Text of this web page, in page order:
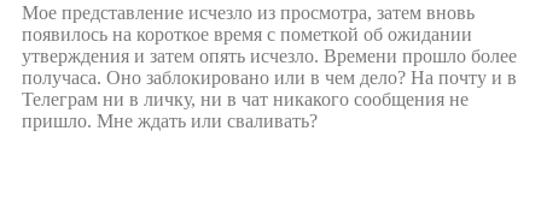
Мое представление исчезло из просмотра, затем вновь
появилось на короткое время с пометкой об ожидании
утверждения и затем опять исчезло. Времени прошло более
получаса. Оно заблокировано или в чем дело? На почту и в
Телеграм ни в личку, ни в чат никакого сообщения не
пришло. Мне ждать или сваливать?